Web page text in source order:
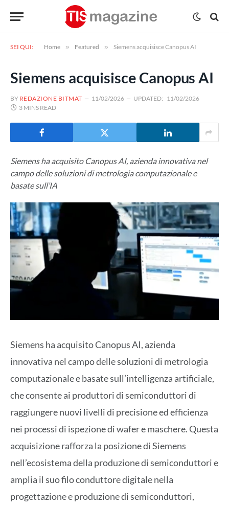
SEI QUI: Home » Featured » Siemens acquisisce Canopus AI
Siemens acquisisce Canopus AI
BY REDAZIONE BITMAT 11/02/2026 UPDATED: 11/02/2026
3 MINS READ
Siemens ha acquisito Canopus AI, azienda innovativa nel
campo delle soluzioni di metrologia computazionale e
basate sull’IA
Siemens ha acquisito Canopus AI, azienda
innovativa nel campo delle soluzioni di metrologia
computazionale e basate sull’intelligenza artificiale,
che consente ai produttori di semiconduttori di
raggiungere nuovi livelli di precisione ed efficienza
nei processi di ispezione di wafer e maschere. Questa
acquisizione rafforza la posizione di Siemens
nell’ecosistema della produzione di semiconduttori e
amplia il suo filo conduttore digitale nella
progettazione e produzione di semiconduttori,